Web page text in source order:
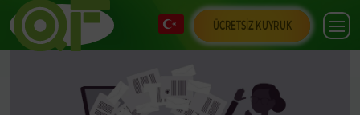
ÜCRETSIZ KUYRUK